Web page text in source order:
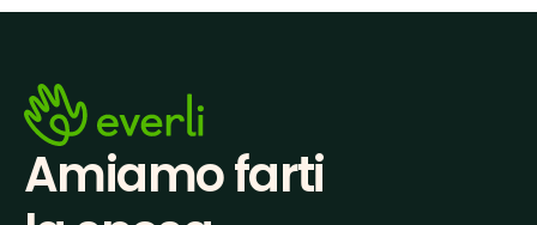
Amiamo farti